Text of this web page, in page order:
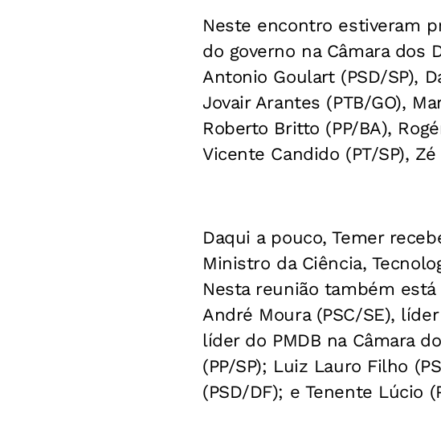
Neste encontro estiveram
do governo na Câmara dos
Antonio Goulart (PSD/SP),
Jovair Arantes (PTB/GO),
Roberto Britto (PP/BA),
Vicente Candido (PT/SP), Zé
Daqui a pouco, Temer
Ministro da Ciência,
Nesta reunião também
André Moura (PSC/SE),
líder do PMDB na Câmara
(PP/SP); Luiz Lauro Filho
(PSD/DF); e Tenente Lúcio